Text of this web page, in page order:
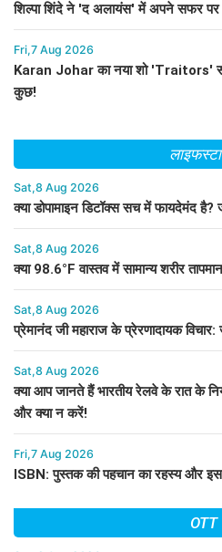
शिल्पा शिंदे ने 'द अलायंस' में अपने सफर पर
Fri,7 Aug 2026
Karan Johar का नया शो 'Traitors'
कुछ!
Sat,8 Aug 2026
क्या डोपामाइन डिटॉक्स सच में फायदेमंद
Sat,8 Aug 2026
क्या 98.6°F वास्तव में सामान्य शरीर
Sat,8 Aug 2026
प्रेमानंद जी महाराज के प्रेरणादायक विचार:
Sat,8 Aug 2026
क्या आप जानते हैं भारतीय रेलवे के रात के
और क्या न करें!
Fri,7 Aug 2026
ISBN: पुस्तक की पहचान का रहस्य और
OTT